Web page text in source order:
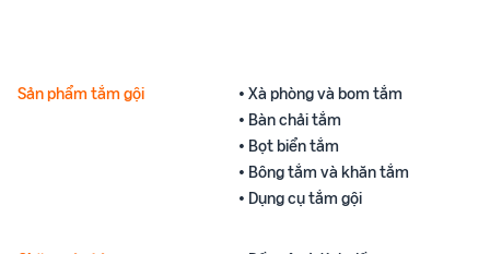
Sản phẩm tắm gội
• Xà phòng và bom tắm
• Bàn chải tắm
• Bọt biển tắm
• Bông tắm và khăn tắm
• Dụng cụ tắm gội